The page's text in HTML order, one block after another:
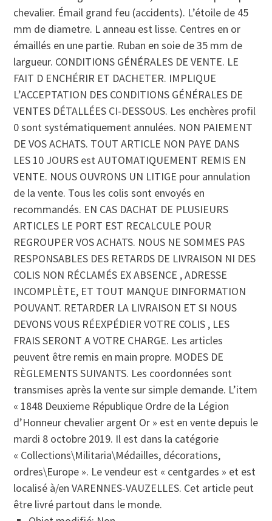
chevalier. Émail grand feu (accidents). L’étoile de 45
mm de diametre. L anneau est lisse. Centres en or
émaillés en une partie. Ruban en soie de 35 mm de
largueur. CONDITIONS GÉNÉRALES DE VENTE. LE
FAIT D ENCHÉRIR ET DACHETER. IMPLIQUE
L’ACCEPTATION DES CONDITIONS GÉNÉRALES DE
VENTES DÉTALLÉES CI-DESSOUS. Les enchères profil
0 sont systématiquement annulées. NON PAIEMENT
DE VOS ACHATS. TOUT ARTICLE NON PAYE DANS
LES 10 JOURS est AUTOMATIQUEMENT REMIS EN
VENTE. NOUS OUVRONS UN LITIGE pour annulation
de la vente. Tous les colis sont envoyés en
recommandés. EN CAS DACHAT DE PLUSIEURS
ARTICLES LE PORT EST RECALCULE POUR
REGROUPER VOS ACHATS. NOUS NE SOMMES PAS
RESPONSABLES DES RETARDS DE LIVRAISON NI DES
COLIS NON RÉCLAMÉS EX ABSENCE , ADRESSE
INCOMPLÈTE, ET TOUT MANQUE DINFORMATION
POUVANT. RETARDER LA LIVRAISON ET SI NOUS
DEVONS VOUS RÉEXPÉDIER VOTRE COLIS , LES
FRAIS SERONT A VOTRE CHARGE. Les articles
peuvent être remis en main propre. MODES DE
RÈGLEMENTS SUIVANTS. Les coordonnées sont
transmises après la vente sur simple demande. L’item
« 1848 Deuxieme République Ordre de la Légion
d’Honneur chevalier argent Or » est en vente depuis le
mardi 8 octobre 2019. Il est dans la catégorie
« Collections\Militaria\Médailles, décorations,
ordres\Europe ». Le vendeur est « centgardes » et est
localisé à/en VARENNES-VAUZELLES. Cet article peut
être livré partout dans le monde.